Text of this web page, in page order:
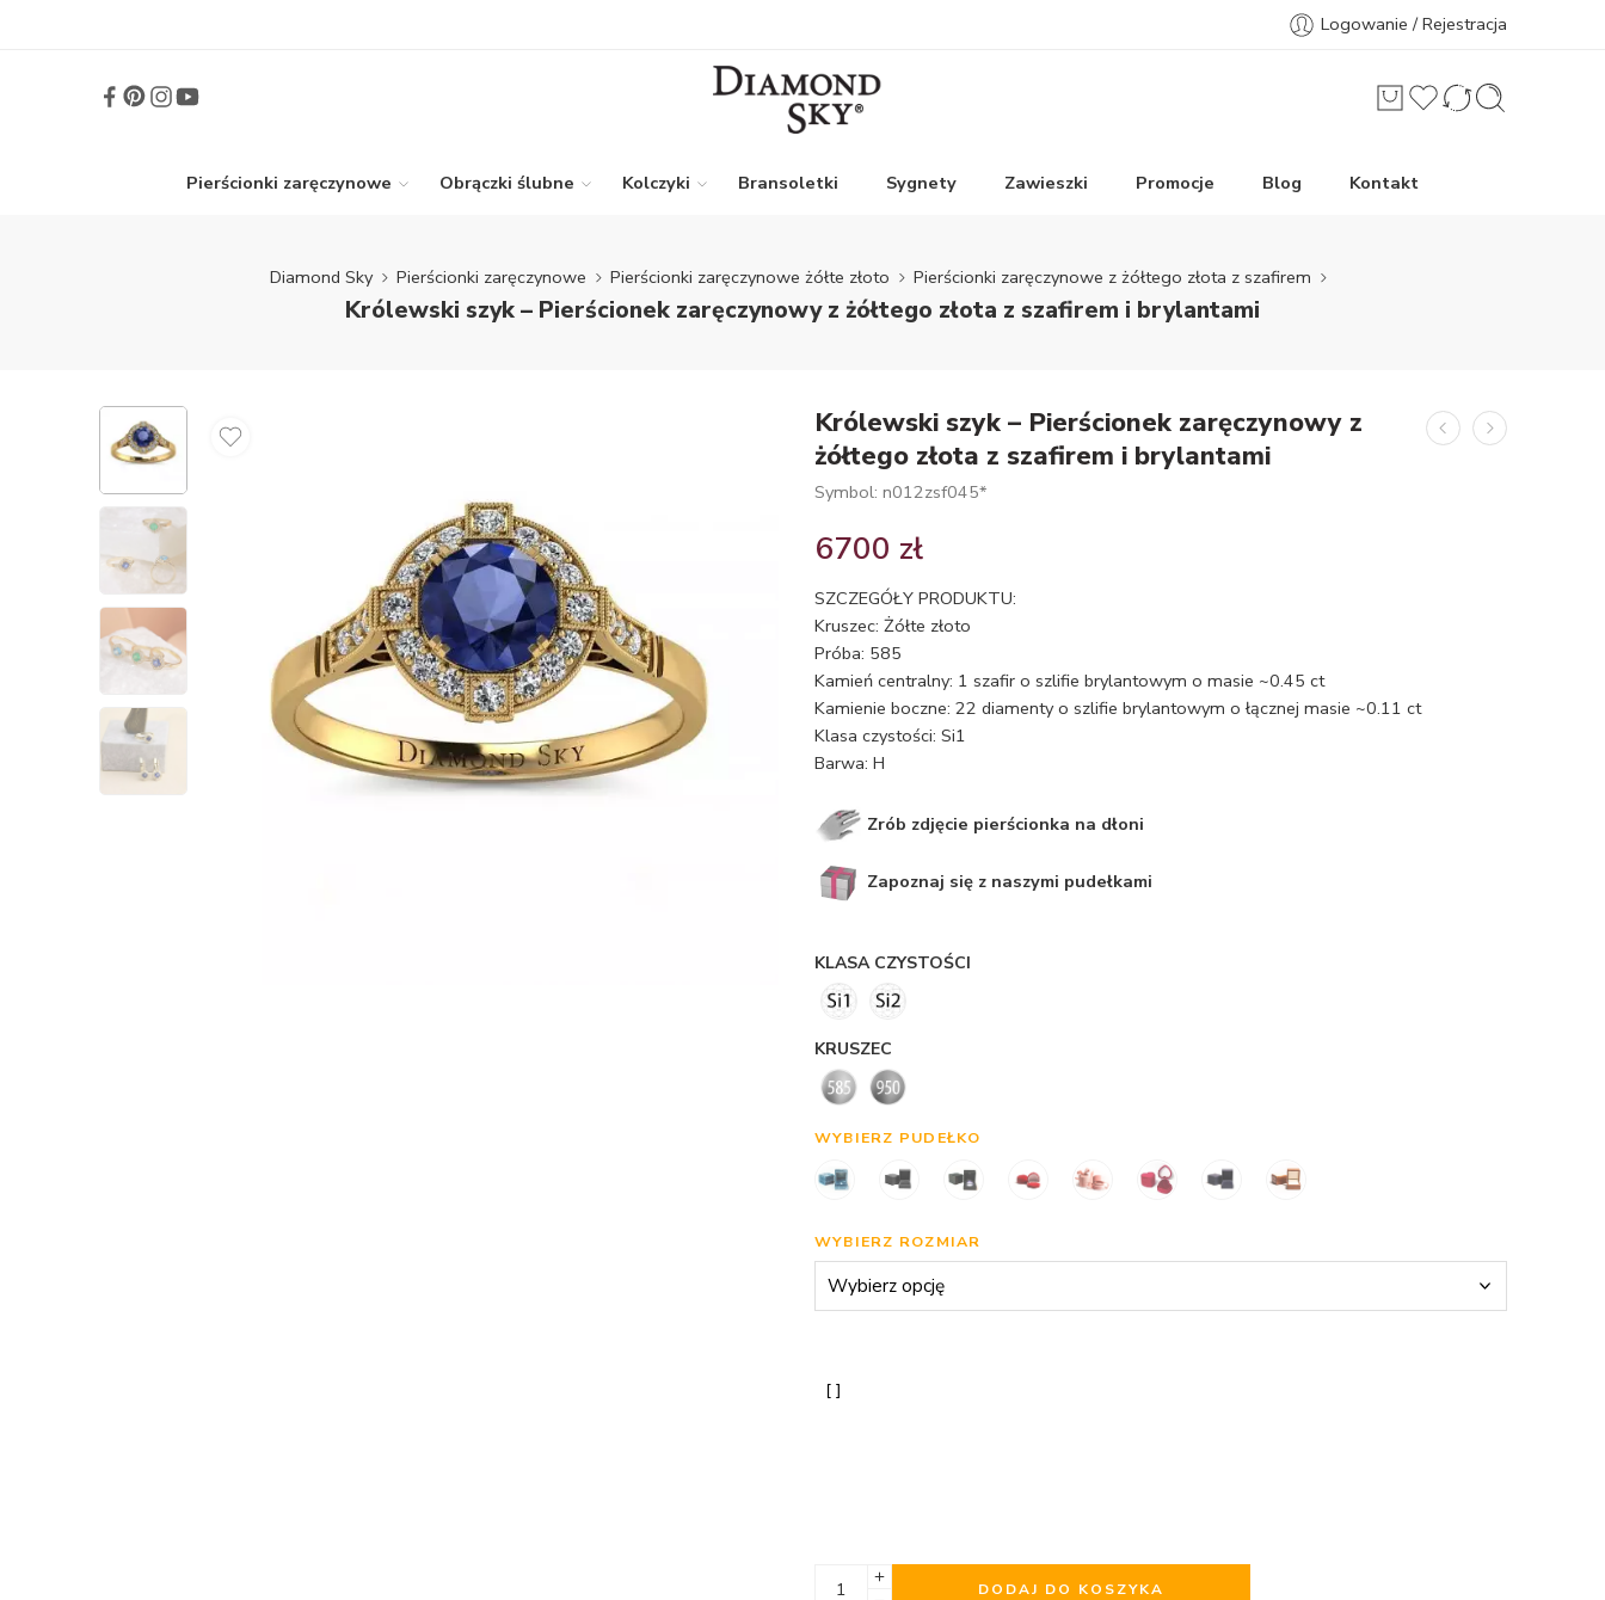
Logowanie / Rejestracja
Pierścionki zaręczynowe Obrączki ślubne Kolczyki Bransoletki Sygnety Zawieszki Promocje Blog Kontakt
Diamond Sky Pierścionki zaręczynowe Pierścionki zaręczynowe żółte złoto Pierścionki zaręczynowe z żółtego złota z szafirem
Królewski szyk – Pierścionek zaręczynowy z żółtego złota z szafirem i brylantami
Królewski szyk – Pierścionek zaręczynowy z
żółtego złota z szafirem i brylantami
Symbol: n012zsf045*
6700 zł
SZCZEGÓŁY PRODUKTU:
Kruszec: Żółte złoto
Próba: 585
Kamień centralny: 1 szafir o szlifie brylantowym o masie ~0.45 ct
Kamienie boczne: 22 diamenty o szlifie brylantowym o łącznej masie ~0.11 ct
Klasa czystości: Si1
Barwa: H
Zrób zdjęcie pierścionka na dłoni
Zapoznaj się z naszymi pudełkami
KLASA CZYSTOŚCI
KRUSZEC
WYBIERZ PUDEŁKO
WYBIERZ ROZMIAR
DODAJ DO KOSZYKA